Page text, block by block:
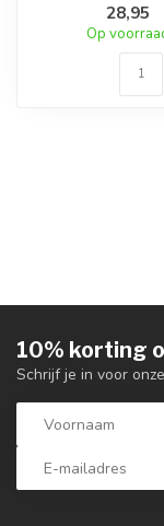
28,95
Op
10% korting
Schrijf je in voor